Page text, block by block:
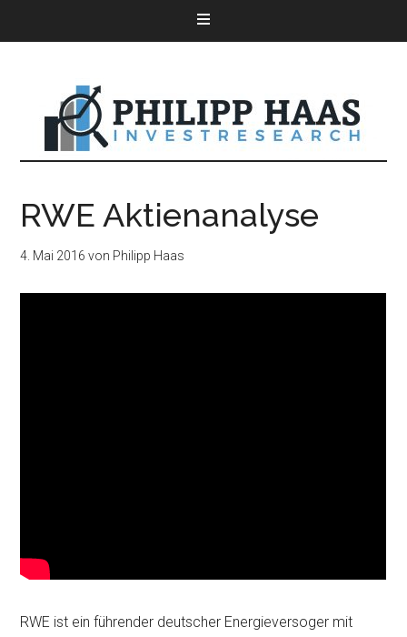
RWE Aktienanalyse
4. Mai 2016 von Philipp Haas
RWE ist ein führender deutscher Energieversoger mit